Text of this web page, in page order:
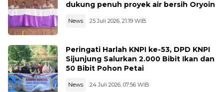
dukung penuh proyek air bersih Oryoin
News 25 Juli 2026, 21:19 WIB
Peringati Harlah KNPI ke-53, DPD KNPI
Sijunjung Salurkan 2.000 Bibit Ikan dan
50 Bibit Pohon Petai
News 24 Juli 2026, 07:56 WIB